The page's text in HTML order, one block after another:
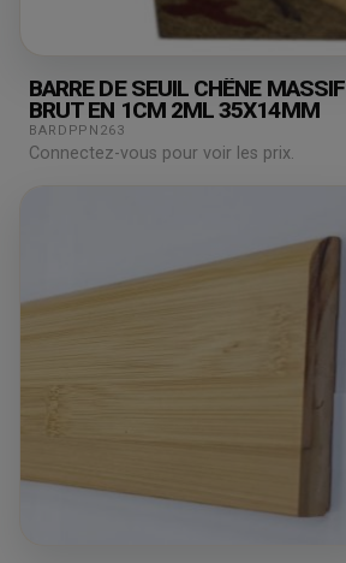
BARRE DE SEUIL CHÊNE MASSIF
BRUT EN 1CM 2ML 35X14MM
BARDPPN263
Connectez-vous pour voir les prix.